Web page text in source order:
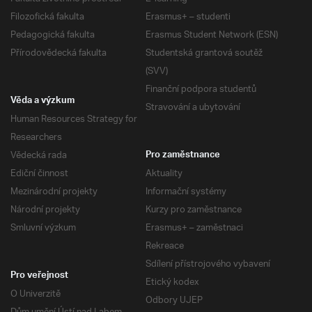
Filozofická fakulta
Pedagogická fakulta
Přírodovědecká fakulta
Erasmus+ – studenti
Erasmus Student Network (ESN)
Studentská grantová soutěž
(SVV)
Finanční podpora studentů
Stravování a ubytování
Věda a výzkum
Human Resources Strategy for
Researchers
Vědecká rada
Ediční činnost
Mezinárodní projekty
Národní projekty
Smluvní výzkum
Pro zaměstnance
Aktuality
Informační systémy
Kurzy pro zaměstnance
Erasmus+ – zaměstnaci
Rekreace
Sdílení přístrojového vybavení
Etický kodex
Odbory UJEP
Pro veřejnost
O Univerzitě